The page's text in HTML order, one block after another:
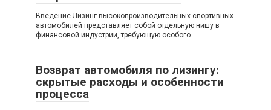
Введение Лизинг высокопроизводительных спортивных
автомобилей представляет собой отдельную нишу в
финансовой индустрии, требующую особого
Возврат автомобиля по лизингу:
скрытые расходы и особенности
процесса